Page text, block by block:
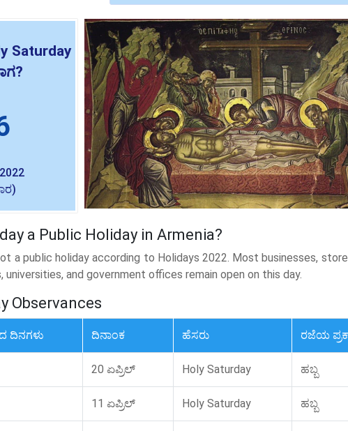
Saturday
a Public Holiday in Armenia?
a public holiday according to Holidays 2022. Most businesses,
universities, and government offices remain open on this day.
Observances
ದಿನಗಳು ದಿನಾಂಕ ಹೆಸರು ರಜೆಯ
20 ಏಪ್ರಿಲ್ Holy Saturday ಹಬ್ಬ
11 ಏಪ್ರಿಲ್ Holy Saturday ಹಬ್ಬ